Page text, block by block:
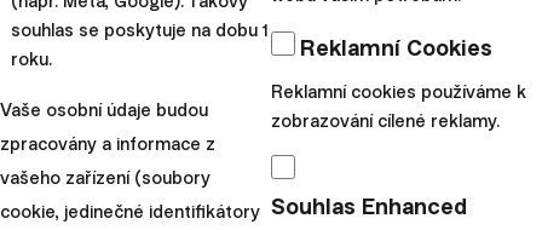
poplatku za správu
portfolia na 3 měsíce
velkých rozhodnutích, ale o
tom udělat první krok. Proto
souhlas se poskytuje na dobu 1
roku.
Vaše osobní údaje budou
zpracovány a informace z
vašeho zařízení (soubory
cookie, jedinečné identifikátory
Reklamní Cookies
Reklamní cookies používáme k
zobrazování cílené reklamy.
Souhlas Enhanced